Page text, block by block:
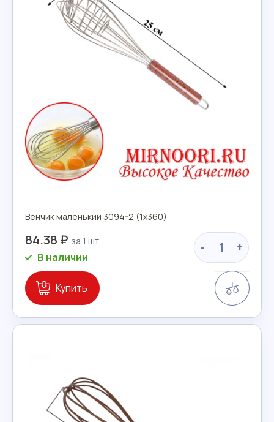
Венчик маленький 3094-2 (1х360)
84.38 ₽ - +
В наличии
Купить